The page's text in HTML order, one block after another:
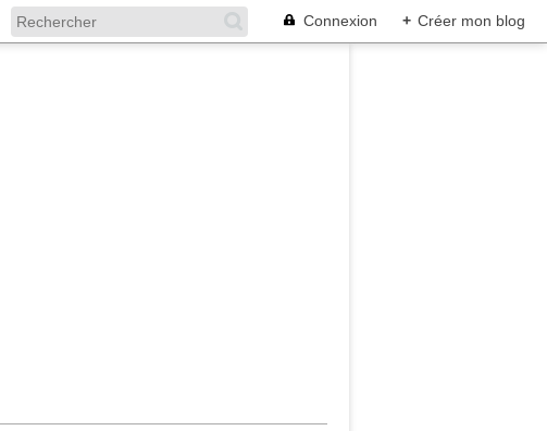
Connexion + Créer mon blog